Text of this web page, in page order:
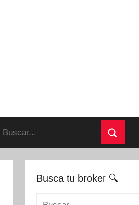
Buscar:
Buscar
Busca tu broker 🔍
Buscar: